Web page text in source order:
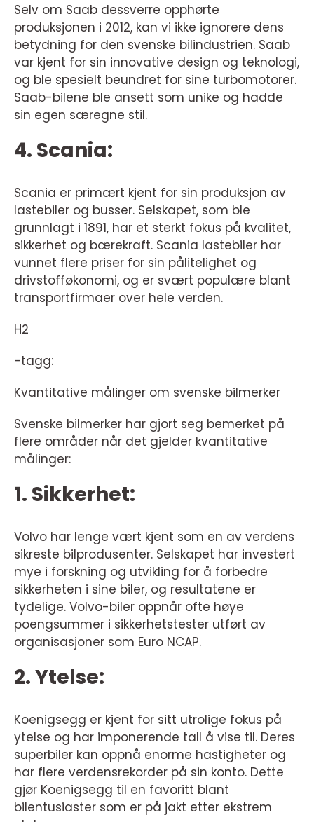
Selv om Saab dessverre opphørte
produksjonen i 2012, kan vi ikke ignorere dens
betydning for den svenske bilindustrien. Saab
var kjent for sin innovative design og teknologi,
og ble spesielt beundret for sine turbomotorer.
Saab-bilene ble ansett som unike og hadde
sin egen særegne stil.
4. Scania:
Scania er primært kjent for sin produksjon av
lastebiler og busser. Selskapet, som ble
grunnlagt i 1891, har et sterkt fokus på kvalitet,
sikkerhet og bærekraft. Scania lastebiler har
vunnet flere priser for sin pålitelighet og
drivstofføkonomi, og er svært populære blant
transportfirmaer over hele verden.
H2
-tagg:
Kvantitative målinger om svenske bilmerker
Svenske bilmerker har gjort seg bemerket på
flere områder når det gjelder kvantitative
målinger:
1. Sikkerhet:
Volvo har lenge vært kjent som en av verdens
sikreste bilprodusenter. Selskapet har investert
mye i forskning og utvikling for å forbedre
sikkerheten i sine biler, og resultatene er
tydelige. Volvo-biler oppnår ofte høye
poengsummer i sikkerhetstester utført av
organisasjoner som Euro NCAP.
2. Ytelse:
Koenigsegg er kjent for sitt utrolige fokus på
ytelse og har imponerende tall å vise til. Deres
superbiler kan oppnå enorme hastigheter og
har flere verdensrekorder på sin konto. Dette
gjør Koenigsegg til en favoritt blant
bilentusiaster som er på jakt etter ekstrem